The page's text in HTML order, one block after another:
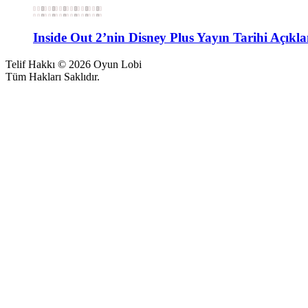
Inside Out 2’nin Disney Plus Yayın Tarihi
Telif Hakkı © 2026 Oyun Lobi
Tüm Hakları Saklıdır.